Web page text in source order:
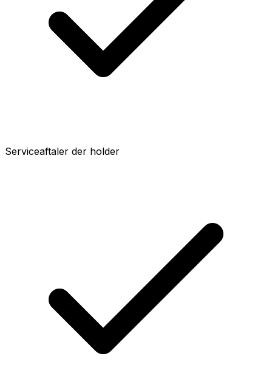
Serviceaftaler der holder